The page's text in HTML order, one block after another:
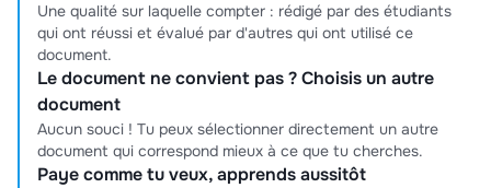
Une qualité sur laquelle compter : rédigé par des étudiants
qui ont réussi et évalué par d'autres qui ont utilisé ce
document.
Le document ne convient pas ? Choisis un autre
document
Aucun souci ! Tu peux sélectionner directement un autre
document qui correspond mieux à ce que tu cherches.
Paye comme tu veux, apprends aussitôt